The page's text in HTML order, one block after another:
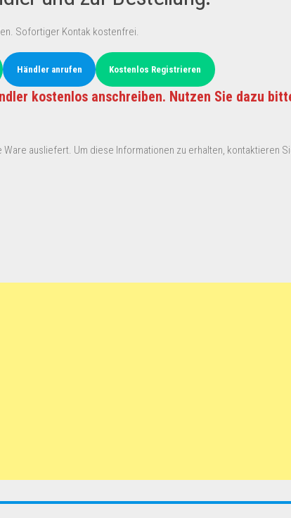
Sofortiger Kontak kostenfrei.
Händler anrufen Kostenlos Registrieren
kostenlos anschreiben. Nutzen Sie dazu
ausliefert. Um diese Informationen zu erhalten, kontaktieren